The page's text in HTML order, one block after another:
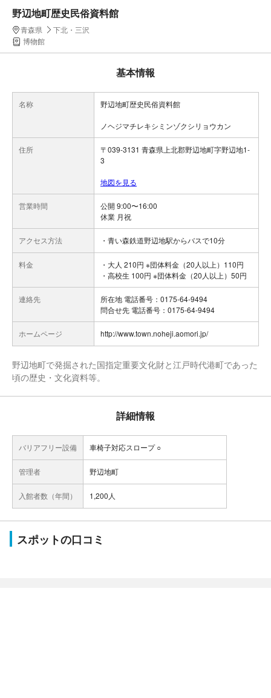
野辺地町歴史民俗資料館
青森県
下北・三沢
博物館
基本情報
名称 野辺地町歴史民俗資料館
ノヘジマチレキシミンゾクシリョウカン
住所
〒039-3131 青森県上北郡野辺地町字野辺地1-
3
地図を見る
営業時間
公開 9:00〜16:00
休業 月祝
アクセス方法 ・青い森鉄道野辺地駅からバスで10分
料金
・大人 210円 ※団体料金（20人以上）110円
・高校生 100円 ※団体料金（20人以上）50円
連絡先
所在地 電話番号：0175-64-9494
問合せ先 電話番号：0175-64-9494
ホームページ http://www.town.noheji.aomori.jp/
野辺地町で発掘された国指定重要文化財と江戸時代港町であった
頃の歴史・文化資料等。
詳細情報
バリアフリー設備 車椅子対応スロープ ○
管理者 野辺地町
入館者数（年間） 1,200人
スポットの口コミ